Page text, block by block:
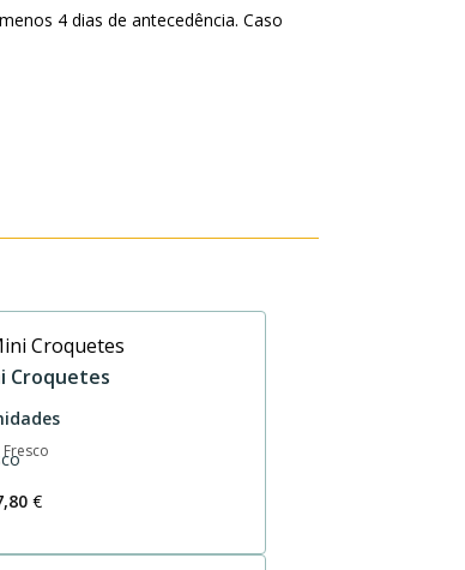
4 dias de antecedência. Caso
Croquetes
Fresco
€